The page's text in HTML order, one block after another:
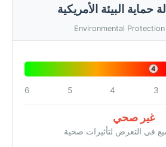
حماية البيئة الأمريكية
Environmental
4
3
4
5
6
غير صحي
في التعرض لتأثيرات صحية